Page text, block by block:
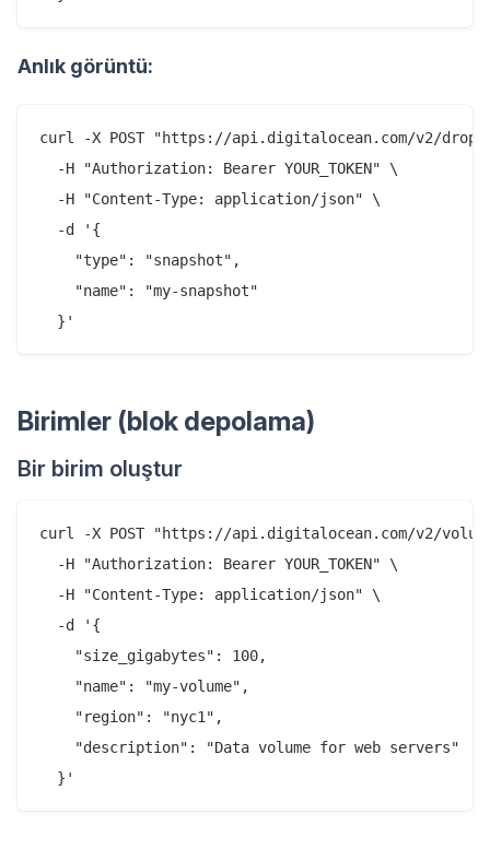
Anlık görüntü:
curl -X POST "https://api.digitalocean.com/v2/
  -H "Authorization: Bearer YOUR_TOKEN" \
  -H "Content-Type: application/json" \
  -d '{
    "type": "snapshot",
    "name": "my-snapshot"
Birimler (blok depolama)
Bir birim oluştur
curl -X POST "https://api.digitalocean.com/v2/
  -H "Authorization: Bearer YOUR_TOKEN" \
  -H "Content-Type: application/json" \
  -d '{
    "size_gigabytes": 100,
    "name": "my-volume",
    "region": "nyc1",
    "description": "Data volume for web servers"